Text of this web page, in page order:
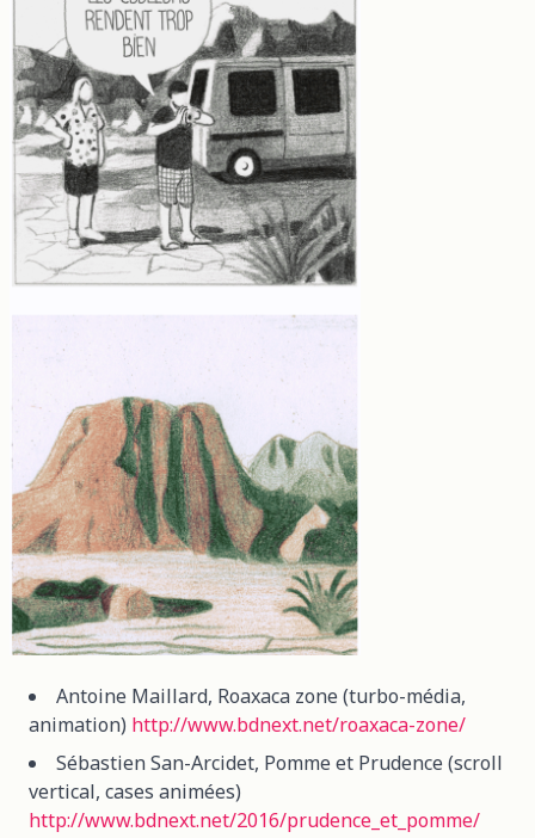
Antoine Maillard, Roaxaca zone (turbo-média,
animation) http://www.bdnext.net/roaxaca-zone/
Sébastien San-Arcidet, Pomme et Prudence (scroll
vertical, cases animées)
http://www.bdnext.net/2016/prudence_et_pomme/